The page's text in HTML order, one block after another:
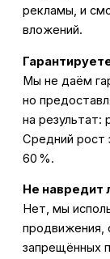
рекламы, и
вложений.
Мы не даём
но
на результат:
Средний рост
60 %.
Не навредит
Нет, мы
продвижения,
запрещённых